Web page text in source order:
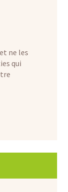
ne les
qui